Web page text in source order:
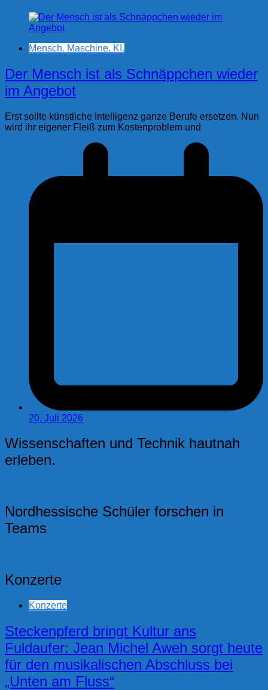
Mensch. Maschine. KI.
Der Mensch ist als Schnäppchen wieder
im Angebot
Erst sollte künstliche Intelligenz ganze Berufe ersetzen. Nun
wird ihr eigener Fleiß zum Kostenproblem und
20. Juli 2026
Wissenschaften und Technik hautnah
erleben.
Nordhessische Schüler forschen in
Teams
Konzerte
Konzerte
Steckenpferd bringt Kultur ans
Fuldaufer: Jean Michel Aweh sorgt heute
für den musikalischen Abschluss bei
„Unten am Fluss“